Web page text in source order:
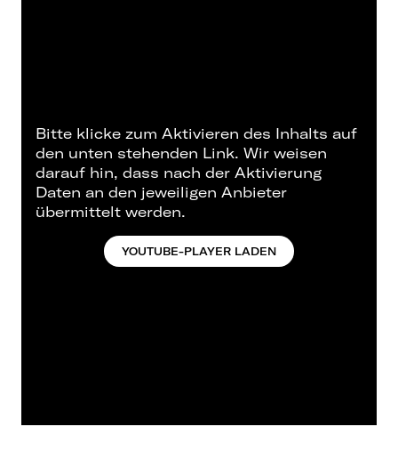
Bitte klicke zum Aktivieren des Inhalts auf
den unten stehenden Link. Wir weisen
darauf hin, dass nach der Aktivierung
Daten an den jeweiligen Anbieter
übermittelt werden.
YOUTUBE-PLAYER LADEN